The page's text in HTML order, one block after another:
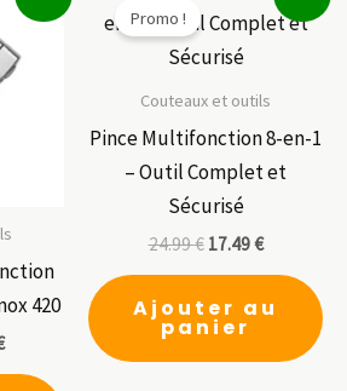
420
Promo !
Couteaux et outils
Pince Multifonction 8-en-1
– Outil Complet et
Sécurisé
24.99€ 17.49€
Ajouter au
panier